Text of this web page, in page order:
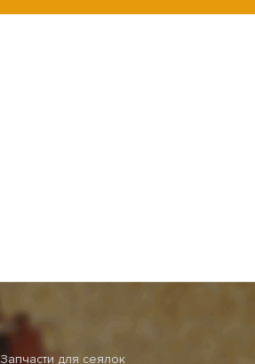
Запчасти для сеялок